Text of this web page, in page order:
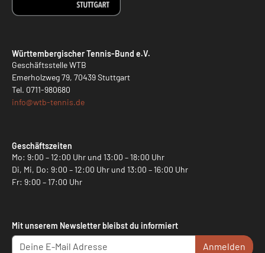
Württembergischer Tennis-Bund e.V.
Geschäftsstelle WTB
Emerholzweg 79, 70439 Stuttgart
Tel. 0711-980680
info@wtb-tennis.de
Geschäftszeiten
Mo: 9:00 – 12:00 Uhr und 13:00 – 18:00 Uhr
Di, Mi, Do: 9:00 – 12:00 Uhr und 13:00 – 16:00 Uhr
Fr: 9:00 – 17:00 Uhr
Mit unserem Newsletter bleibst du informiert
Anmelden